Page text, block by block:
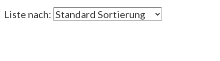
Liste nach: